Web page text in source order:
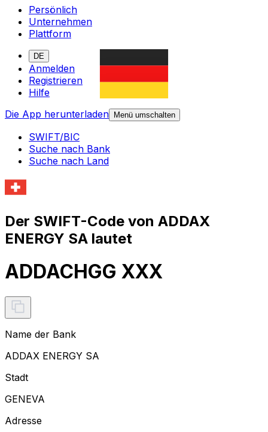
Persönlich
Unternehmen
Plattform
DE
Anmelden
Registrieren
Hilfe
Die App herunterladen
Menü umschalten
SWIFT/BIC
Suche nach Bank
Suche nach Land
Der SWIFT-Code von ADDAX
ENERGY SA lautet
ADDACHGG XXX
Name der Bank
ADDAX ENERGY SA
Stadt
GENEVA
Adresse